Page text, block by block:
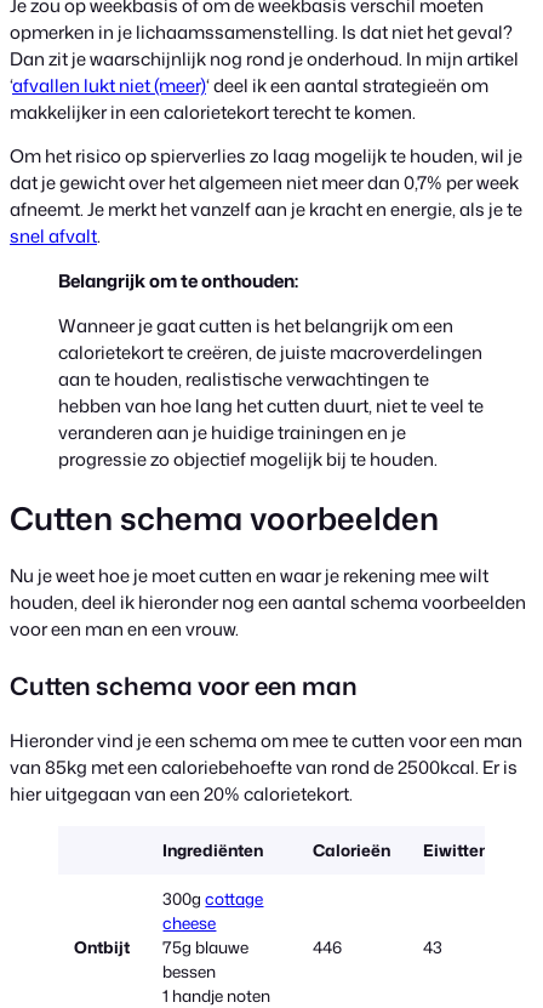
opmerken in je lichaamssamenstelling. Is dat niet het geval?
Dan zit je waarschijnlijk nog rond je onderhoud. In mijn artikel
‘afvallen lukt niet (meer)‘ deel ik een aantal strategieën om
makkelijker in een calorietekort terecht te komen.
Om het risico op spierverlies zo laag mogelijk te houden, wil je
dat je gewicht over het algemeen niet meer dan 0,7% per week
afneemt. Je merkt het vanzelf aan je kracht en energie, als je te
snel afvalt.
Belangrijk om te onthouden:
Wanneer je gaat cutten is het belangrijk om een
calorietekort te creëren, de juiste macroverdelingen
aan te houden, realistische verwachtingen te
hebben van hoe lang het cutten duurt, niet te veel te
veranderen aan je huidige trainingen en je
progressie zo objectief mogelijk bij te houden.
Cutten schema voorbeelden
Nu je weet hoe je moet cutten en waar je rekening mee wilt
houden, deel ik hieronder nog een aantal schema voorbeelden
voor een man en een vrouw.
Cutten schema voor een man
Hieronder vind je een schema om mee te cutten voor een man
van 85kg met een caloriebehoefte van rond de 2500kcal. Er is
hier uitgegaan van een 20% calorietekort.
Ingrediënten Calorieën Eiwitten
Ontbijt
300gcottage
cheese
75g blauwe
bessen
1 handje noten
446 43